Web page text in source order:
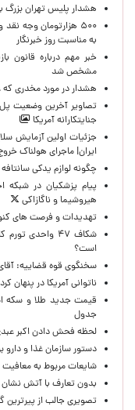
هشدار پلیس تهران بزرگ
به مناسبت روز خبرنگار
خبر مهم درباره قانون
مشخص شد
هشدار در مورد مخدری
تصاویر آخرین وضعیت
جنایتکارانه آمریکا
جزئیات اولین آزمایش
ایران| ماجرای هولناک خروج ۱۸۰ هزار گلوله ساچمه ای با حرارت بالا در
چگونه لوازم یدکی
پیام پزشکیان در شبکه
هیروشیما و ناگازاکی
تهدیدات و فرصت های
شکاف ۴۷ واحدی
است؟
سخنگوی قوه قضاییه:
ناتوانی آمریکا در پنهان
جدول
لحظه‌ فحش دادن اکبر
دستور سازمان غذا و دارو برای
شایعات مربوط به
بدون تعارف با آتش نشان
تصویری جالب از پیرترین گربه